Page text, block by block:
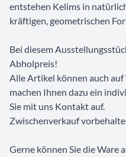
entstehen Kelims in
kräftigen, geometrischen
Bei diesem
Abholpreis!
Alle Artikel können auch
machen Ihnen dazu ein
Sie mit uns Kontakt auf.
Zwischenverkauf
Gerne können Sie die Ware